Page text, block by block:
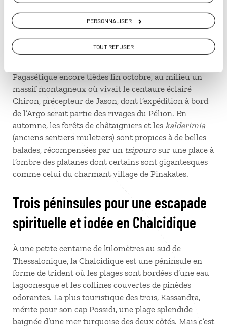
PERSONNALISER
TOUT REFUSER
Péninsule montagneuse au nord d’Athènes, le Pélion
fait encore partie de ces secrets bien gardés, où vous
ne croiserez pas grand monde hors saison. D’un côté
la mer Égée et ses plages spectaculaires comme celle
Pagasétique encore tièdes fin octobre, au milieu un
massif montagneux où vivait le centaure éclairé
Chiron, précepteur de Jason, dont l’expédition à bord
de l’Argo serait partie des rivages du Pélion. En
automne, les forêts de châtaigniers et les kalderimia
(anciens sentiers muletiers) sont propices à de belles
balades, récompensées par un tsipourosur une place à
l’ombre des platanes dont certains sont gigantesques
comme celui du charmant village de Pinakates.
Trois péninsules pour une escapade
spirituelle et iodée en Chalcidique
À une petite centaine de kilomètres au sud de
Thessalonique, la Chalcidique est une péninsule en
forme de trident où les plages sont bordées d’une eau
lagoonesque et les collines couvertes de pinèdes
odorantes. La plus touristique des trois, Kassandra,
mérite pour son cap Possidi, une plage splendide
baignée d’une mer turquoise des deux côtés. Mais c’est